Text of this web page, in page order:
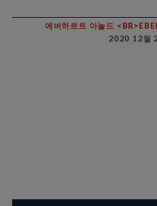
에버하르트 아놀드
2020 12월